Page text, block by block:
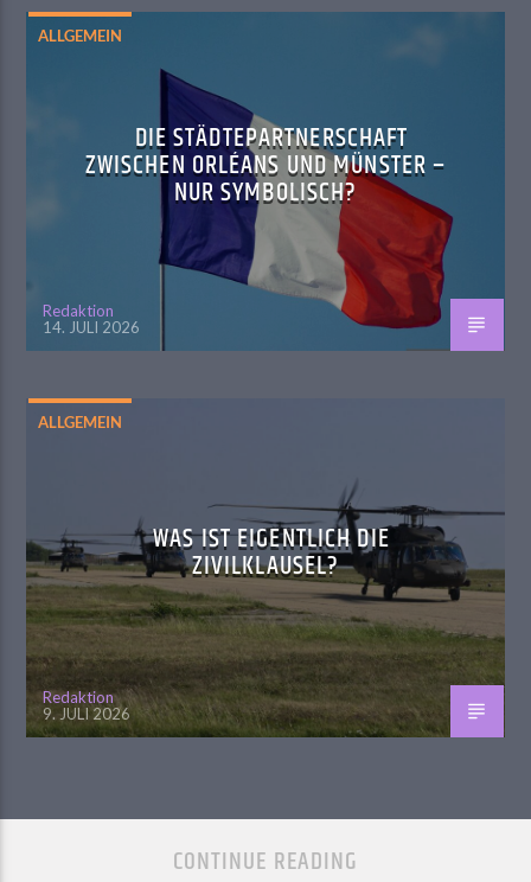
ALLGEMEIN
DIE STÄDTEPARTNERSCHAFT
ZWISCHEN ORLÉANS UND MÜNSTER –
NUR SYMBOLISCH?
Redaktion
14. JULI 2026
ALLGEMEIN
WAS IST EIGENTLICH DIE
ZIVILKLAUSEL?
Redaktion
9. JULI 2026
CONTINUE READING